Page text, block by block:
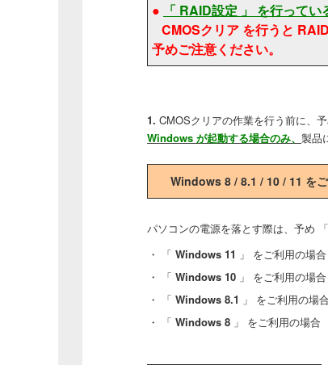
●
「 RAID設定 」 を行ってい
CMOSクリア を行うと
予めご注意ください。
1. CMOSクリアの作業を行う前に、
Windows が起動する場合のみ、 製品
Windows 8 / 8.1 / 10 / 11 を
パソコンの電源を落とす際は、予め 「
・ 「 Windows 11 」 をご利用の場合
・ 「 Windows 10 」 をご利用の場合
・ 「 Windows 8.1 」 をご利用の場
・ 「 Windows 8 」 をご利用の場合